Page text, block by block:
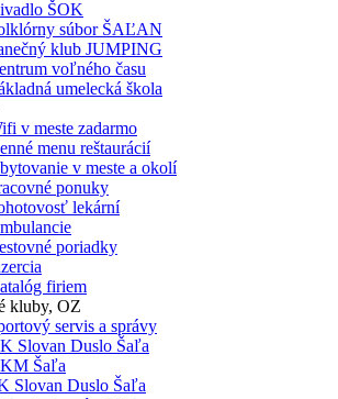
ŠOK
súbor ŠAĽAN
klub JUMPING
voľného času
umelecká škola
v meste zadarmo
menu reštaurácií
v meste a okolí
ponuky
lekární
poriadky
firiem
kluby, OZ
servis a správy
Slovan Duslo Šaľa
Šaľa
Slovan Duslo Šaľa